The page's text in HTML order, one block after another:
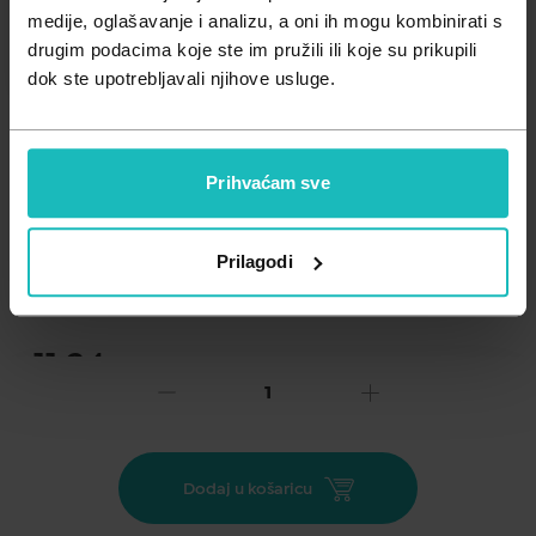
medije, oglašavanje i analizu, a oni ih mogu kombinirati s
drugim podacima koje ste im pružili ili koje su prikupili
dok ste upotrebljavali njihove usluge.
Prihvaćam sve
Prilagodi
Zdravlje muškarca
Zdravlje žene
Minerali
Probiotici i prebiotici
Važna obavijest prema Zakonu o zaštiti potrošača..
11,24
SVR Cicavit+ balzam za usne idealan je za ispucale, ozlijeđene
i nadražene usne. Siguran za dojenčad, djecu i odrasle.
Dodaj u košaricu